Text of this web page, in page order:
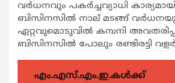
വര്‍ധനവും പകര്‍ച്ചവ്യാധി
ബിസിനസില്‍ നാല് മടങ്ങ്
ഏറ്റവുമൊടുവില്‍ കമ്പനി
ബിസിനസില്‍ പോലും രണ്ടിരട്ടി
എം.എസ്.എം.ഇ.കൾക്ക്